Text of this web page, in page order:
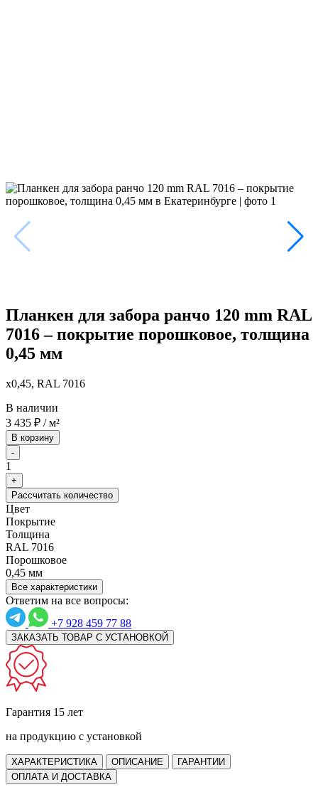
Планкен для забора ранчо 120 mm RAL
7016 – покрытие порошковое, толщина
0,45 мм
x0,45, RAL 7016
В наличии
3 435 ₽ / м²
В корзину
-
1
+
Рассчитать количество
Цвет
Покрытие
Толщина
RAL 7016
Порошковое
0,45 мм
Все характеристики
Ответим на все вопросы:
+7 928 459 77 88
ЗАКАЗАТЬ ТОВАР С УСТАНОВКОЙ
Гарантия 15 лет
на продукцию с установкой
ХАРАКТЕРИСТИКА ОПИСАНИЕ
ГАРАНТИИ
ОПЛАТА И ДОСТАВКА